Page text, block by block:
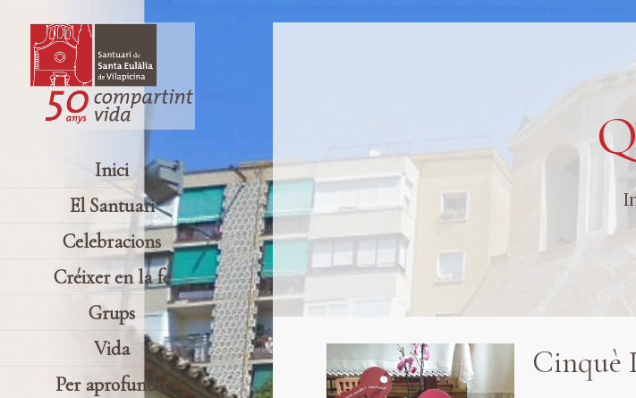
Inici
El Santuari
Celebracions
Créixer en la fe
Grups
Vida
Per aprofundir
Cinquè